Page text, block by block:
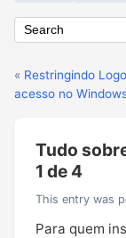
« Restringindo
acesso no
Tudo
1 de 4
This entry was
Para quem